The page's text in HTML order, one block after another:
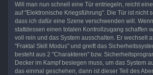
Will man nun schnell eine Tür entriegeln, reicht
auf "Elektronische Kriegsführung". Die Tür ist nicht
dass ich dafür eine Szene verschwenden will.
stattdessen einen totalen Kontrollzugang schaffen
voll rein und das System ausschalten. Er wechselt
"Fraktal Skill Modus" und greift das
besteht aus 2 "Charakteren" bzw.
Decker im Kampf besiegen muss, um das System
das einmal geschehen, dann ist dieser Teil des